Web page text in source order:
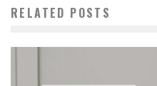
RELATED POSTS